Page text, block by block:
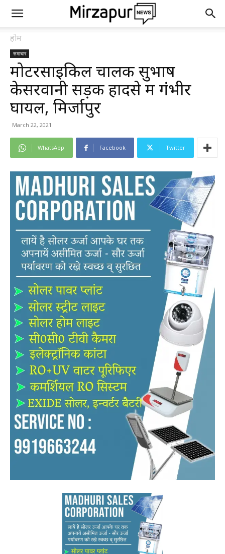
होम
समाचार
मोटरसाइकिल चालक सुभाष
केसरवानी सड़क हादसे में गंभीर
घायल, मिर्जापुर
March 22, 2021
WhatsApp Facebook Twitter